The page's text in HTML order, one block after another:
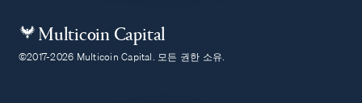
Multicoin Capital
©2017-2026 Multicoin Capital. 모든 권한 소유.